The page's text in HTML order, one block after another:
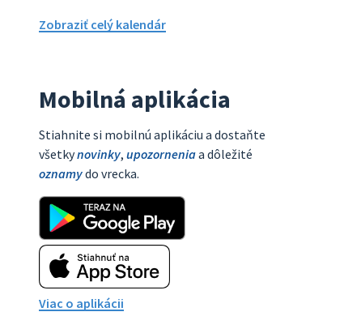
Zobraziť celý kalendár
Mobilná aplikácia
Stiahnite si mobilnú aplikáciu a dostaňte
všetkynovinky, upozorneniaa dôležité
oznamydo vrecka.
Viac o aplikácii